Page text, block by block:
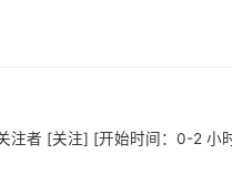
注者 [关注] [开始时间：0-2 小